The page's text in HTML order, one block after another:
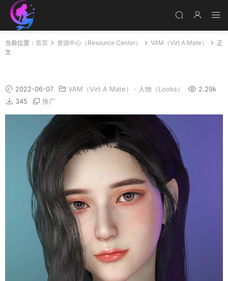
当前位置： 首页 资源中心（Resource Center） VAM（Virt A Mate）
正
文
2022-06-07 VAM（Virt A Mate） · 人物（Looks）
2.29k
345
推广